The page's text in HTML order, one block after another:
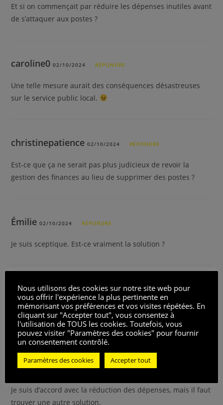
Et si on commençait par réduire les dépenses inutiles avant
de s’attaquer aux postes ?
caroline002/10/2024 RÉPONDRE
Une telle mesure aurait des conséquences désastreuses
sur le service public local.
christinepatience02/10/2024 RÉPONDRE
Est-ce que ça ne serait pas plus judicieux de revoir la
gestion des finances au lieu de supprimer des postes ?
Émilie02/10/2024 RÉPONDRE
Je suis sceptique. Est-ce vraiment la solution ?
Djamilaillusion7 02/10/2024 RÉPONDRE
La Cour des comptes a-t-elle pris en compte l’impact sur les
agents locaux et leur famille ?
sébastienliberté02/10/2024 RÉPONDRE
Je suis d’accord avec la réduction des dépenses, mais il faut
trouver une autre solution.
Nous utilisons des cookies sur notre site web pour
vous offrir l'expérience la plus pertinente en
mémorisant vos préférences et vos visites répétées. En
cliquant sur "Accepter tout", vous consentez à
l'utilisation de TOUS les cookies. Toutefois, vous
pouvez visiter "Paramètres des cookies" pour fournir
un consentement contrôlé.
Paramètres des cookies Accepter tout